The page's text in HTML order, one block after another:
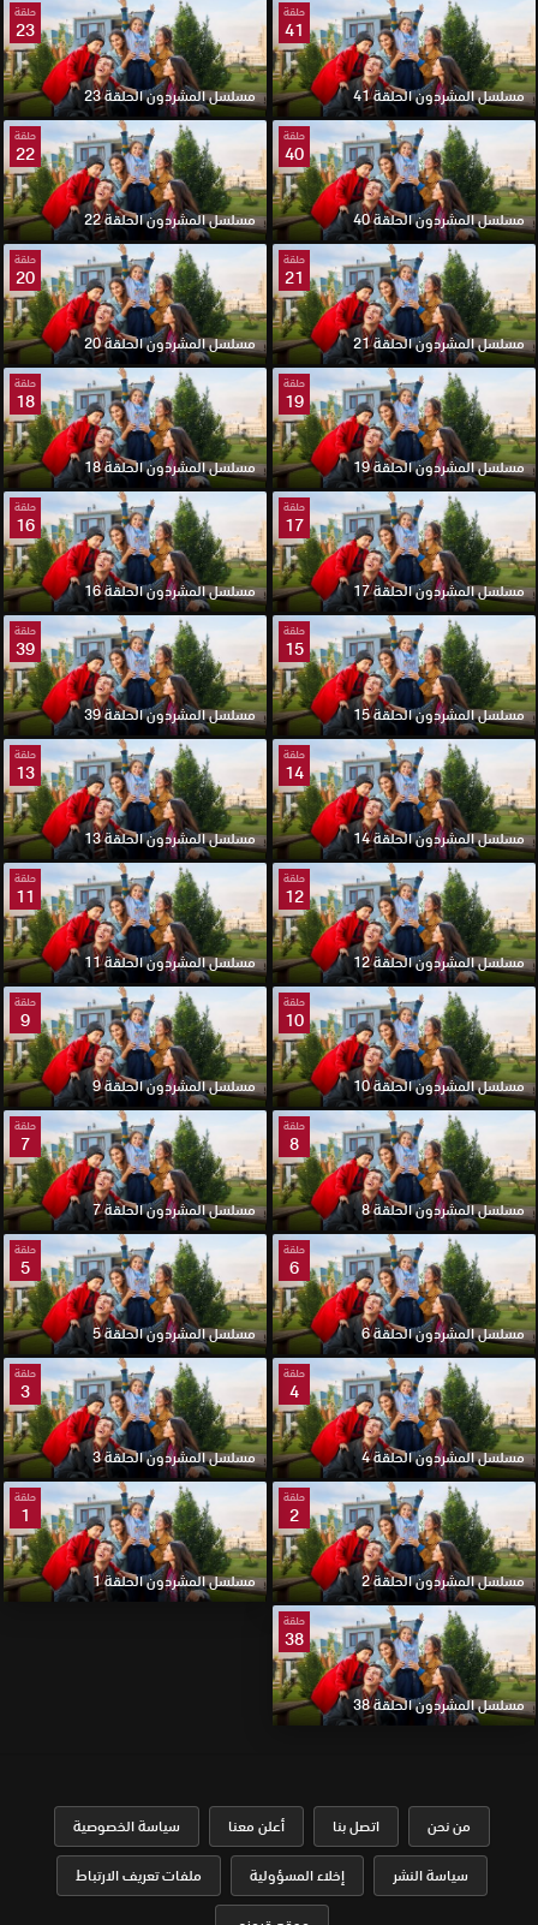
حلقة
41
مسلسل المشردون الحلقة 41
حلقة
23
مسلسل المشردون الحلقة 23
حلقة
40
مسلسل المشردون الحلقة 40
حلقة
22
مسلسل المشردون الحلقة 22
حلقة
21
مسلسل المشردون الحلقة 21
حلقة
20
مسلسل المشردون الحلقة 20
حلقة
19
مسلسل المشردون الحلقة 19
حلقة
18
مسلسل المشردون الحلقة 18
حلقة
17
مسلسل المشردون الحلقة 17
حلقة
16
مسلسل المشردون الحلقة 16
حلقة
15
مسلسل المشردون الحلقة 15
حلقة
39
مسلسل المشردون الحلقة 39
حلقة
14
مسلسل المشردون الحلقة 14
حلقة
13
مسلسل المشردون الحلقة 13
حلقة
12
مسلسل المشردون الحلقة 12
حلقة
11
مسلسل المشردون الحلقة 11
حلقة
10
مسلسل المشردون الحلقة 10
حلقة
9
مسلسل المشردون الحلقة 9
حلقة
8
مسلسل المشردون الحلقة 8
حلقة
7
مسلسل المشردون الحلقة 7
حلقة
6
مسلسل المشردون الحلقة 6
حلقة
5
مسلسل المشردون الحلقة 5
حلقة
4
مسلسل المشردون الحلقة 4
حلقة
3
مسلسل المشردون الحلقة 3
حلقة
2
مسلسل المشردون الحلقة 2
حلقة
1
مسلسل المشردون الحلقة 1
حلقة
38
مسلسل المشردون الحلقة 38
من نحن اتصل بنا أعلن معنا
سياسة الخصوصية
سياسة النشر
إخلاء المسؤولية
ملفات تعريف الارتباط